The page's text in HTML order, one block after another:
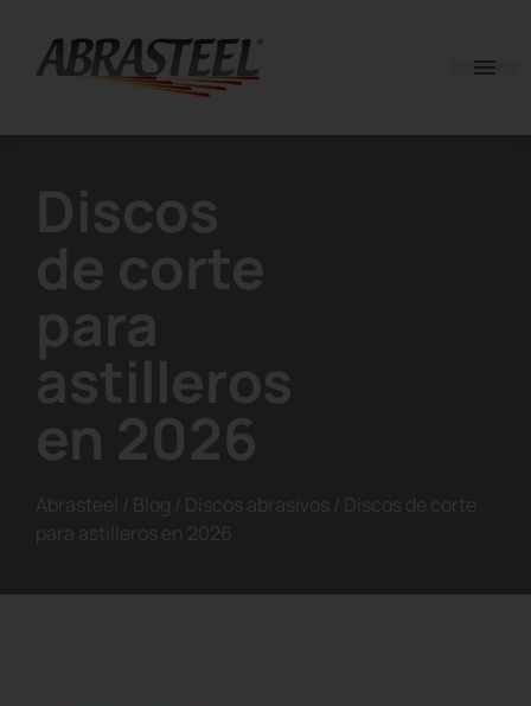
Discos
de corte
para
astilleros
en 2026
Abrasteel / Blog / Discos abrasivos / Discos de corte
para astilleros en 2026